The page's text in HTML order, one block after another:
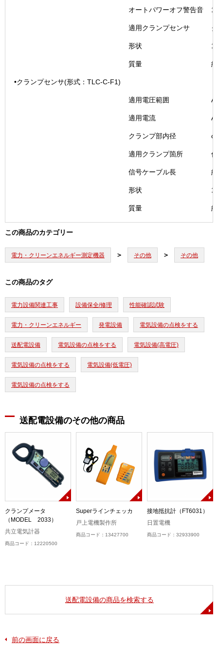
オートパワーオフ警告音
適用クランプセンサ
形状
質量
•クランプセンサ(形式：TLC-C-F1)
適用電圧範囲
適用電流
クランプ部内径
適用クランプ箇所
信号ケーブル長
形状
質量
この商品のカテゴリー
電力・クリーンエネルギー測定機器 その他 その他
この商品のタグ
電力設備関連工事 設備保全/修理 性能確認試験
電力・クリーンエネルギー 発電設備 電気設備の点検をする
送配電設備 電気設備の点検をする 電気設備(高電圧)
電気設備の点検をする 電気設備(低電圧)
電気設備の点検をする
送配電設備のその他の商品
クランプメータ
（MODEL 2033）
共立電気計器
商品コード：12220500
Superラインチェッカ
戸上電機製作所
商品コード：13427700
接地抵抗計（FT6031）
日置電機
商品コード：32933900
送配電設備の商品を検索する
前の画面に戻る